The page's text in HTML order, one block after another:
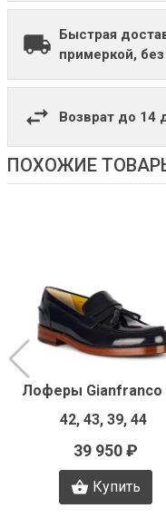
Быстрая
примеркой,
Возврат до 14
ПОХОЖИЕ
42, 43, 39, 44
39 950 ₽
Купить